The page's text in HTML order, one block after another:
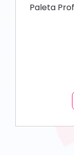
Paleta